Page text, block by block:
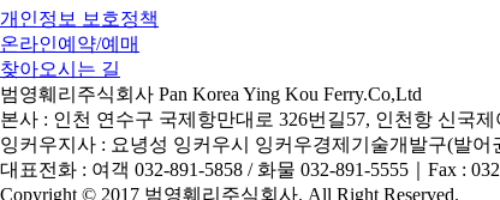
개인정보 보호정책
온라인예약/예매
찾아오시는 길
범영훼리주식회사 Pan Korea Ying Kou Ferry.Co,Ltd
본사 : 인천 연수구 국제항만대로 326번길57, 인천항 신국
잉커우지사 : 요녕성 잉커우시 잉커우경제기술개발구(발
대표전화 : 여객 032-891-5858 / 화물 032-891-5555
Fax :
Copyright © 2017 범영훼리주식회사. All Right Reserved.